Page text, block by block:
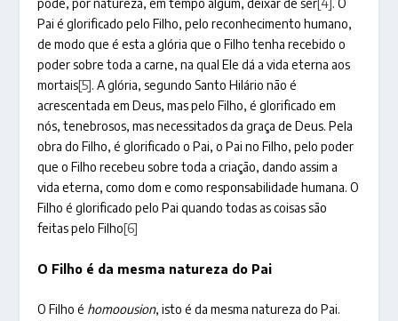
pode, por natureza, em tempo algum, deixar de ser [4] . O
Pai é glorificado pelo Filho, pelo reconhecimento humano,
de modo que é esta a glória que o Filho tenha recebido o
poder sobre toda a carne, na qual Ele dá a vida eterna aos
mortais[5]. A glória, segundo Santo Hilário não é
acrescentada em Deus, mas pelo Filho, é glorificado em
nós, tenebrosos, mas necessitados da graça de Deus. Pela
obra do Filho, é glorificado o Pai, o Pai no Filho, pelo poder
que o Filho recebeu sobre toda a criação, dando assim a
vida eterna, como dom e como responsabilidade humana. O
Filho é glorificado pelo Pai quando todas as coisas são
feitas pelo Filho[6]
O Filho é da mesma natureza do Pai
O Filho é homoousion, isto é da mesma natureza do Pai.